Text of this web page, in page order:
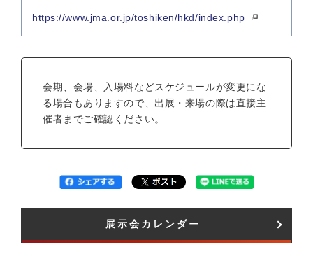
https://www.jma.or.jp/toshiken/hkd/index.php
会期、会場、入場料などスケジュールが変更にな
る場合もありますので、出展・来場の際は直接主
催者までご確認ください。
展示会カレンダー​